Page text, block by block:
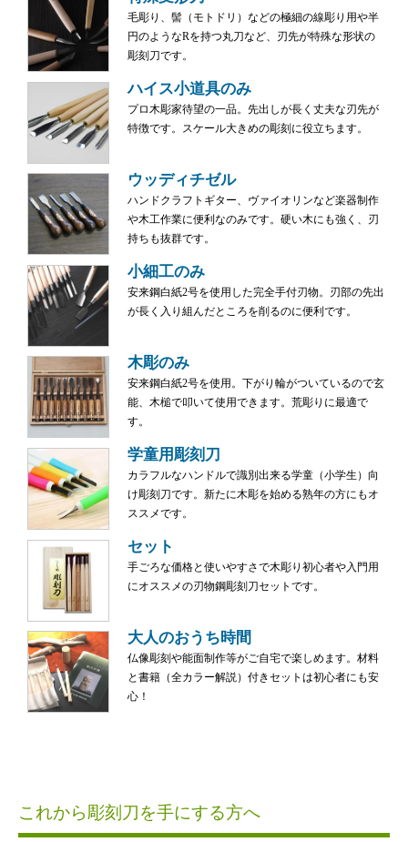
毛彫り、髻（モトドリ）などの極細の線彫り用や半
円のようなRを持つ丸刀など、刃先が特殊な形状の
彫刻刀です。
ハイス小道具のみ
プロ木彫家待望の一品。先出しが長く丈夫な刃先が
特徴です。スケール大きめの彫刻に役立ちます。
ウッディチゼル
ハンドクラフトギター、ヴァイオリンなど楽器制作
や木工作業に便利なのみです。硬い木にも強く、刃
持ちも抜群です。
小細工のみ
安来鋼白紙2号を使用した完全手付刃物。刃部の先出
が長く入り組んだところを削るのに便利です。
木彫のみ
安来鋼白紙2号を使用。下がり輪がついているので玄
能、木槌で叩いて使用できます。荒彫りに最適で
す。
学童用彫刻刀
カラフルなハンドルで識別出来る学童（小学生）向
け彫刻刀です。新たに木彫を始める熟年の方にもオ
ススメです。
セット
手ごろな価格と使いやすさで木彫り初心者や入門用
にオススメの刃物鋼彫刻刀セットです。
大人のおうち時間
仏像彫刻や能面制作等がご自宅で楽しめます。材料
と書籍（全カラー解説）付きセットは初心者にも安
心！
これから彫刻刀を手にする方へ